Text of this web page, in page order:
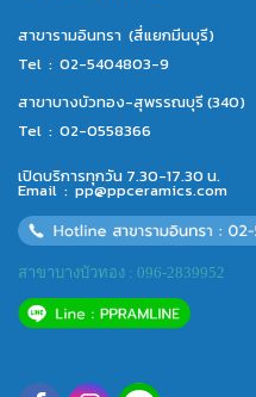
สาขารามอินทรา (สี่แยกมีนบุรี)
Tel : 02-5404803-9
สาขาบางบัวทอง-สุพรรณบุรี (340)
Tel : 02-0558366
เปิดบริการทุกวัน 7.30-17.30 น.
Email : pp@ppceramics.com
สาขาบางบัวทอง : 096-2839952